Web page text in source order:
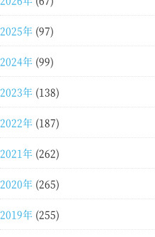
2025年 (97)
2024年 (99)
2023年 (138)
2022年 (187)
2021年 (262)
2020年 (265)
2019年 (255)